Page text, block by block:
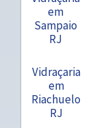
em
Sampaio
RJ
Vidraçaria
em
Riachuelo
RJ